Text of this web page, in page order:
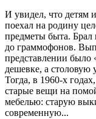
И увидел, что детям
поехал на родину
предметы быта. Брал
до граммофонов.
представлении было
дешевке, а столовую
Тогда, в 1960-х
старые вещи на
мебелью: старую
современную...